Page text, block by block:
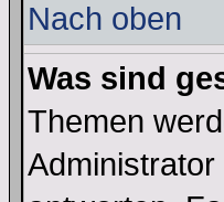
Nach oben
Was sind
Themen